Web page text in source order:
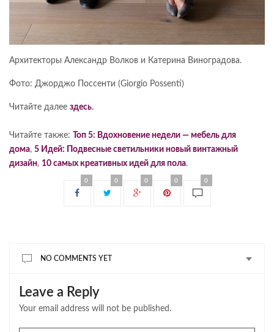
Архитекторы Александр Волков и Катерина Виноградова.
Фото: Джорджо Поссенти (Giorgio Possenti)
Читайте далее здесь.
Читайте также:
Топ 5: Вдохновение недели — мебель для
дома, 5 Идей: Подвесные светильники новый винтажный
дизайн, 10 самых креативных идей для пола.
0 0 0 0 0
NO COMMENTS YET
Leave a Reply
Your email address will not be published.